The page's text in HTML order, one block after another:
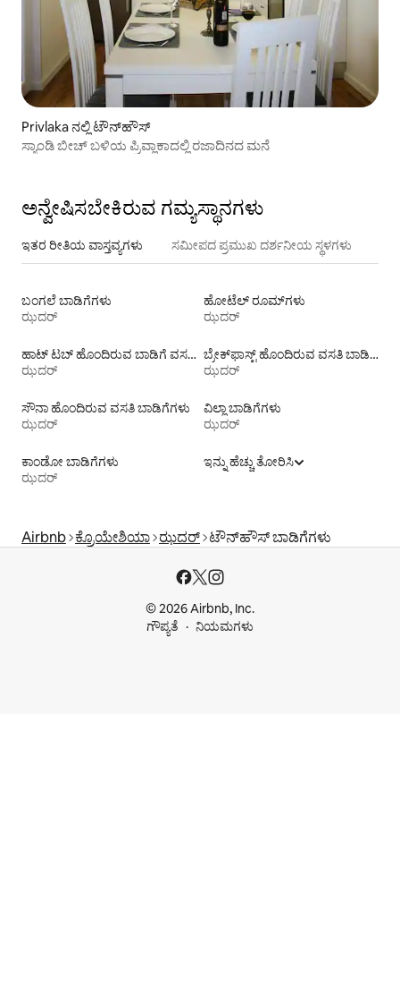
Privlaka ನಲ್ಲಿ ಟೌನ್‌ಹೌಸ್
ಸ್ಯಾಂಡಿ ಬೀಚ್ ಬಳಿಯ ಪ್ರಿವ್ಲಾಕಾದಲ್ಲಿ ರಜಾದಿನದ ಮನೆ
ಅನ್ವೇಷಿಸಬೇಕಿರುವ ಗಮ್ಯಸ್ಥಾನಗಳು
ಇತರ ರೀತಿಯ ವಾಸ್ತವ್ಯಗಳು ಸಮೀಪದ ಪ್ರಮುಖ ದರ್ಶನೀಯ ಸ್ಥಳಗಳು
ಬಂಗಲೆ ಬಾಡಿಗೆಗಳು
ಝದರ್
ಹೋಟೆಲ್ ರೂಮ್‌ಗಳು
ಝದರ್
ಹಾಟ್ ಟಬ್ ಹೊಂದಿರುವ ಬಾಡಿಗೆ ವಸತಿಗಳು
ಝದರ್
ಬ್ರೇಕ್‍‍ಫಾಸ್ಟ್ ಹೊಂದಿರುವ ವಸತಿ ಬಾಡಿಗೆಗಳು
ಝದರ್
ಸೌನಾ ಹೊಂದಿರುವ ವಸತಿ ಬಾಡಿಗೆಗಳು
ಝದರ್
ವಿಲ್ಲಾ ಬಾಡಿಗೆಗಳು
ಝದರ್
ಕಾಂಡೋ ಬಾಡಿಗೆಗಳು
ಝದರ್
ಇನ್ನು ಹೆಚ್ಚು ತೋರಿಸಿ
Airbnb ಕ್ರೊಯೇಶಿಯಾ ಝದರ್ ಟೌನ್‌ಹೌಸ್ ‌ಬಾಡಿಗೆಗಳು
© 2026 Airbnb, Inc.
ಗೌಪ್ಯತೆ
ನಿಯಮಗಳು